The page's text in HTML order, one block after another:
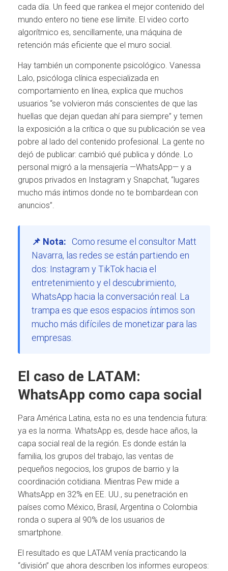
cada día. Un feed que rankea el mejor contenido del
mundo entero no tiene ese límite. El video corto
algorítmico es, sencillamente, una máquina de
retención más eficiente que el muro social.
Hay también un componente psicológico. Vanessa
Lalo, psicóloga clínica especializada en
comportamiento en línea, explica que muchos
usuarios “se volvieron más conscientes de que las
huellas que dejan quedan ahí para siempre” y temen
la exposición a la crítica o que su publicación se vea
pobre al lado del contenido profesional. La gente no
dejó de publicar: cambió qué publica y dónde. Lo
personal migró a la mensajería —WhatsApp— y a
grupos privados en Instagram y Snapchat, “lugares
mucho más íntimos donde no te bombardean con
anuncios”.
📌 Nota: Como resume el consultor Matt
Navarra, las redes se están partiendo en
dos: Instagram y TikTok hacia el
entretenimiento y el descubrimiento,
WhatsApp hacia la conversación real. La
trampa es que esos espacios íntimos son
mucho más difíciles de monetizar para las
empresas.
El caso de LATAM:
WhatsApp como capa social
Para América Latina, esta no es una tendencia futura:
ya es la norma. WhatsApp es, desde hace años, la
capa social real de la región. Es donde están la
familia, los grupos del trabajo, las ventas de
pequeños negocios, los grupos de barrio y la
coordinación cotidiana. Mientras Pew mide a
WhatsApp en 32% en EE. UU., su penetración en
países como México, Brasil, Argentina o Colombia
ronda o supera al 90% de los usuarios de
smartphone.
El resultado es que LATAM venía practicando la
“división” que ahora describen los informes europeos: